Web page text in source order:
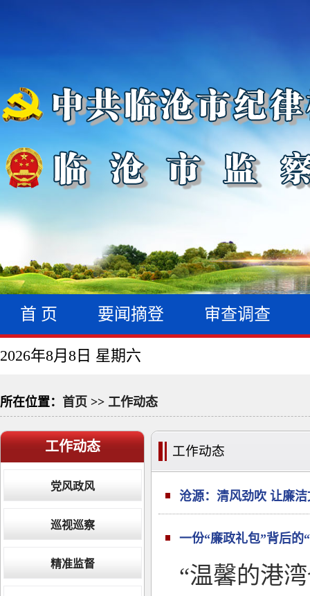
首 页 要闻摘登 审查调查
2026年8月8日 星期六
所在位置： 首页 >> 工作动态
工作动态
党风政风
巡视巡察
精准监督
工作动态
沧源：清风劲吹 让廉
一份“廉政礼包”背后的
“温馨的港